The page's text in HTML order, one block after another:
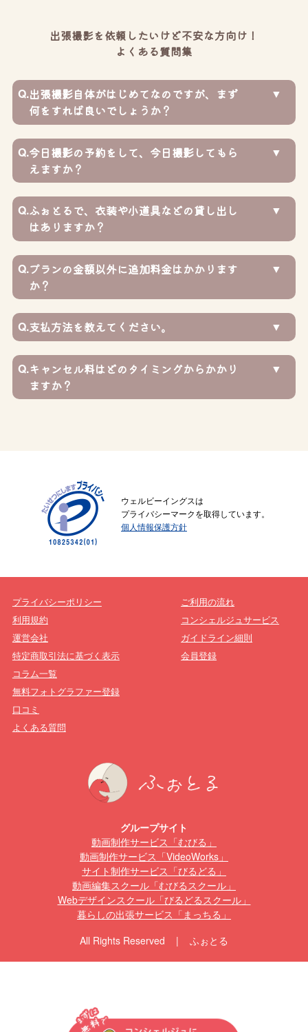
出張撮影を依頼したいけど不安な方向け！
よくある質問集
Q.出張撮影自体がはじめてなのですが、まず
何をすれば良いでしょうか？
Q.今日撮影の予約をして、今日撮影してもら
えますか？
Q.ふぉとるで、衣装や小道具などの貸し出し
はありますか？
Q.プランの金額以外に追加料金はかかります
か？
Q.支払方法を教えてください。
Q.キャンセル料はどのタイミングからかかり
ますか？
ウェルビーイングスは
プライバシーマークを取得しています。
個人情報保護方針
プライバシーポリシー
利用規約
運営会社
特定商取引法に基づく表示
ご利用の流れ
コンシェルジュサービス
ガイドライン細則
会員登録
コラム一覧
無料フォトグラファー登録
口コミ
よくある質問
グループサイト
動画制作サービス「むびる」
動画制作サービス「VideoWorks」
サイト制作サービス「びるどる」
動画編集スクール「むびるスクール」
Webデザインスクール「びるどるスクール」
暮らしの出張サービス「まっちる」
All Rights Reserved | ふぉとる